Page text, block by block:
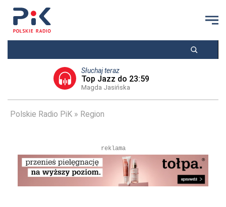
Słuchaj teraz
Top Jazz do 23:59
Magda Jasińska
Polskie Radio PiK Region
reklama